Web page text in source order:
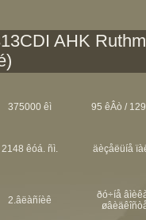
AHK
375000 êì 95 êÂò /
2148 êóá. ñì. äèçåëüíå
2.âëàñíèê
ðó÷íå